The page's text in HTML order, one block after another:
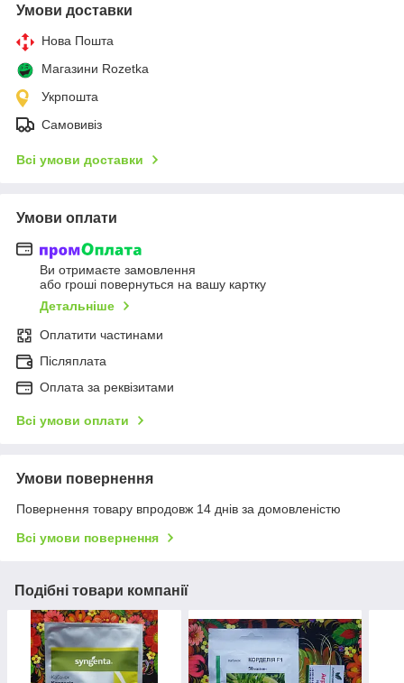
Умови доставки
Нова Пошта
Магазини Rozetka
Укрпошта
Самовивіз
Всі умови доставки
Умови оплати
Ви отримаєте замовлення
або гроші повернуться на вашу картку
Детальніше
Оплатити частинами
Післяплата
Оплата за реквізитами
Всі умови оплати
Умови повернення
Повернення товару впродовж 14 днів за домовленістю
Всі умови повернення
Подібні товари компанії